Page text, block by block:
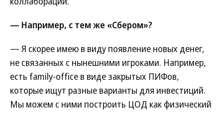
— Например, с тем же «Сбером»?
— Я скорее имею в виду появление новых денег,
не связанных с нынешними игроками. Например,
есть family-office в виде закрытых ПИФов,
которые ищут разные варианты для инвестиций.
Мы можем с ними построить ЦОД как физический